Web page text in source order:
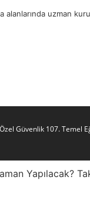
alanlarında uzman
Güvenlik 107. Temel